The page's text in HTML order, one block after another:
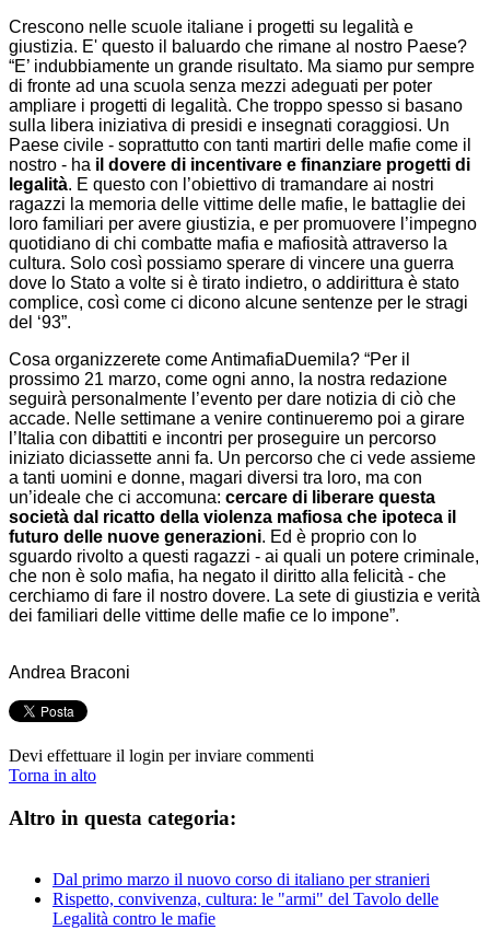
Crescono nelle scuole italiane i progetti su legalità e
giustizia. E' questo il baluardo che rimane al nostro Paese?
“E’ indubbiamente un grande risultato. Ma siamo pur sempre
di fronte ad una scuola senza mezzi adeguati per poter
ampliare i progetti di legalità. Che troppo spesso si basano
sulla libera iniziativa di presidi e insegnati coraggiosi. Un
Paese civile - soprattutto con tanti martiri delle mafie come il
nostro - ha il dovere di incentivare e finanziare progetti di
legalità. E questo con l’obiettivo di tramandare ai nostri
ragazzi la memoria delle vittime delle mafie, le battaglie dei
loro familiari per avere giustizia, e per promuovere l’impegno
quotidiano di chi combatte mafia e mafiosità attraverso la
cultura. Solo così possiamo sperare di vincere una guerra
dove lo Stato a volte si è tirato indietro, o addirittura è stato
complice, così come ci dicono alcune sentenze per le stragi
del ‘93”.
Cosa organizzerete come AntimafiaDuemila? “Per il
prossimo 21 marzo, come ogni anno, la nostra redazione
seguirà personalmente l’evento per dare notizia di ciò che
accade. Nelle settimane a venire continueremo poi a girare
l’Italia con dibattiti e incontri per proseguire un percorso
iniziato diciassette anni fa. Un percorso che ci vede assieme
a tanti uomini e donne, magari diversi tra loro, ma con
un’ideale che ci accomuna: cercare di liberare questa
società dal ricatto della violenza mafiosa che ipoteca il
futuro delle nuove generazioni. Ed è proprio con lo
sguardo rivolto a questi ragazzi - ai quali un potere criminale,
che non è solo mafia, ha negato il diritto alla felicità - che
cerchiamo di fare il nostro dovere. La sete di giustizia e verità
dei familiari delle vittime delle mafie ce lo impone”.
Andrea Braconi
Devi effettuare il login per inviare commenti
Torna in alto
Altro in questa categoria:
Dal primo marzo il nuovo corso di italiano per stranieri
Rispetto, convivenza, cultura: le "armi" del Tavolo delle
Legalità contro le mafie